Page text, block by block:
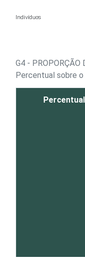
Indivíduos
G4 - PROPORÇÃO
Percentual sobre